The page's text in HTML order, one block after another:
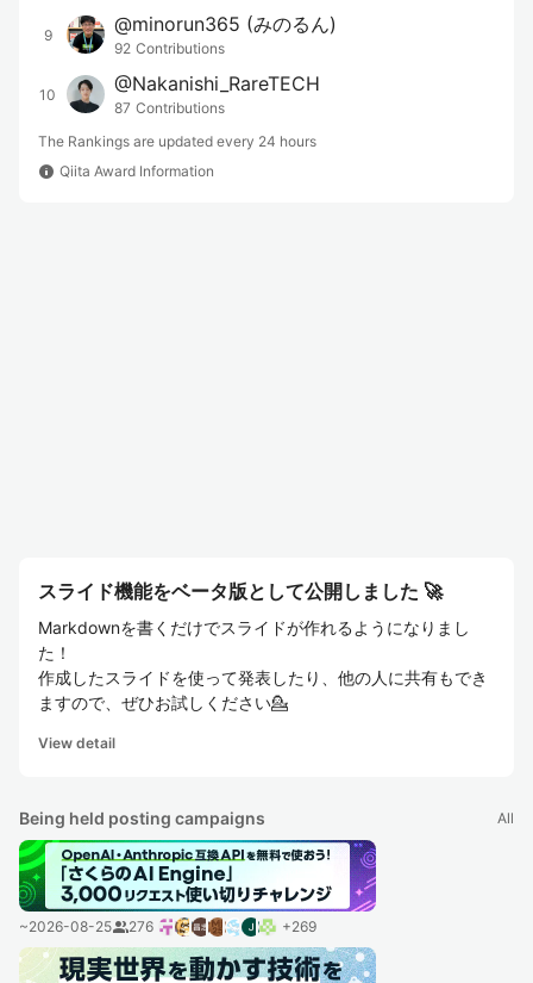
9 @minorun365 (みのるん)
92 Contributions
10 @Nakanishi_RareTECH
87 Contributions
The Rankings are updated every 24 hours
info Qiita Award Information
スライド機能をベータ版として公開しました 🚀
Markdownを書くだけでスライドが作れるようになりまし
た！
作成したスライドを使って発表したり、他の人に共有もでき
ますので、ぜひお試しください💁
View detail
Being held posting campaigns All
~2026-08-25group276 +269